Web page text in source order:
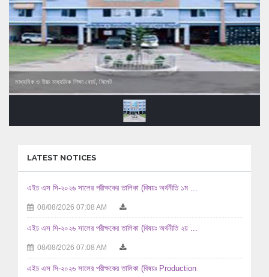
মাধ্যমিক ও উচ্চ মাধ্যমিক শিক্ষা বোর্ড, সিলেট
LATEST NOTICES
এইচ এস সি-২০২৬ সালের পরীক্ষকের তালিকা (বিষয়ঃ অর্থনীতি ১ম ...
08/08/2026 07:08 AM
এইচ এস সি-২০২৬ সালের পরীক্ষকের তালিকা (বিষয়ঃ অর্থনীতি ২য় ...
08/08/2026 07:08 AM
এইচ এস সি-২০২৬ সালের পরীক্ষকের তালিকা (বিষয়ঃ Production